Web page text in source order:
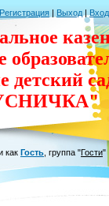
Регистрация | Выход | Вход
детский
как Гость группа "Гости"